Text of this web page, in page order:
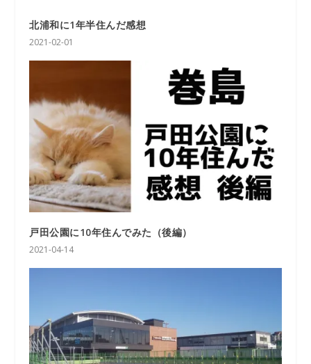
北浦和に1年半住んだ感想
2021-02-01
戸田公園に10年住んでみた（後編）
2021-04-14